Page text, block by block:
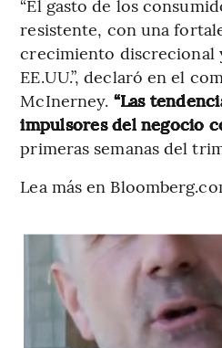
“El gasto de los
resistente, con una
crecimiento discrecional
EE.UU.”, declaró en el
McInerney. “Las
impulsores del negocio
primeras semanas del
Lea más en